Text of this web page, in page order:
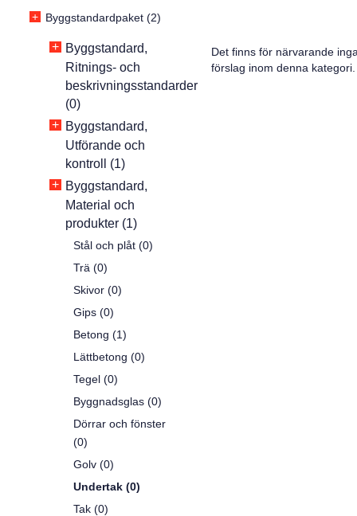
+ Byggstandardpaket (2)
+ Byggstandard,
Ritnings- och
beskrivningsstandarder
(0)
+ Byggstandard,
Utförande och
kontroll (1)
+ Byggstandard,
Material och
produkter (1)
Stål och plåt (0)
Trä (0)
Skivor (0)
Gips (0)
Betong (1)
Lättbetong (0)
Tegel (0)
Byggnadsglas (0)
Dörrar och fönster
(0)
Golv (0)
Undertak (0)
Tak (0)
Det finns för närvarande
förslag inom denna kategori.